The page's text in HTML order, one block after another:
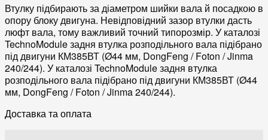
Втулку підбирають за діаметром шийки вала й посадкою в
опору блоку двигуна. Невідповідний зазор втулки дасть
люфт вала, тому важливий точний типорозмір. У каталозі
TechnoModule задня втулка розподільного вала підібрано
під двигуни КМ385ВТ (Ø44 мм, DongFeng / Foton / Jinma
240/244). У каталозі TechnoModule задня втулка
розподільного вала підібрано під двигуни КМ385ВТ (Ø44
мм, DongFeng / Foton / Jinma 240/244).
Доставка та оплата